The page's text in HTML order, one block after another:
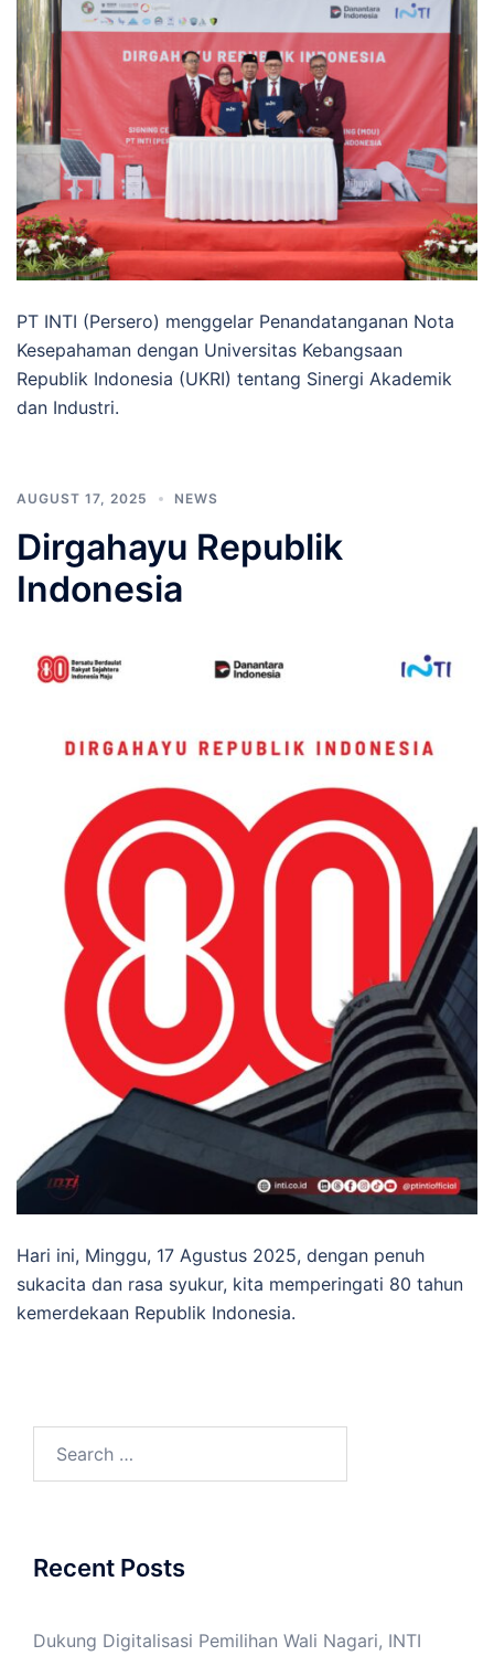
PT INTI (Persero) menggelar Penandatanganan Nota
Kesepahaman dengan Universitas Kebangsaan
Republik Indonesia (UKRI) tentang Sinergi Akademik
dan Industri.
AUGUST 17, 2025 NEWS
Dirgahayu Republik
Indonesia
Hari ini, Minggu, 17 Agustus 2025, dengan penuh
sukacita dan rasa syukur, kita memperingati 80 tahun
kemerdekaan Republik Indonesia.
for:
Recent Posts
Dukung Digitalisasi Pemilihan Wali Nagari, INTI